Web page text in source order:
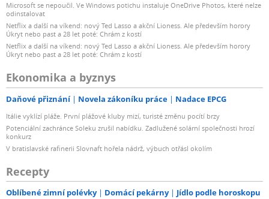
Microsoft se nepoučil. Ve Windows potichu instaluje OneDrive Photos, které nelze
odinstalovat
Netflix a další na víkend: nový Ted Lasso a akční Lioness. Ale především horory
Úkryt nebo past a 28 let poté: Chrám z kostí
Netflix a další na víkend: nový Ted Lasso a akční Lioness. Ale především horory
Úkryt nebo past a 28 let poté: Chrám z kostí
Ekonomika a byznys
Daňové přiznání Novela zákoníku práce Nadace EPCG
Itálie vyklízí pláže. První plážové kluby mizí, turisté změnu pocítí brzy
Potenciální zachránce Soleku zrušil nabídku. Zadlužené solární společnosti hrozí
konkurz
V bratislavské rafinerii Slovnaft hořela nádrž, výbuch otřásl okolím
Recepty
Oblíbené zimní polévky Domácí pekárny Jídlo podle horoskopu